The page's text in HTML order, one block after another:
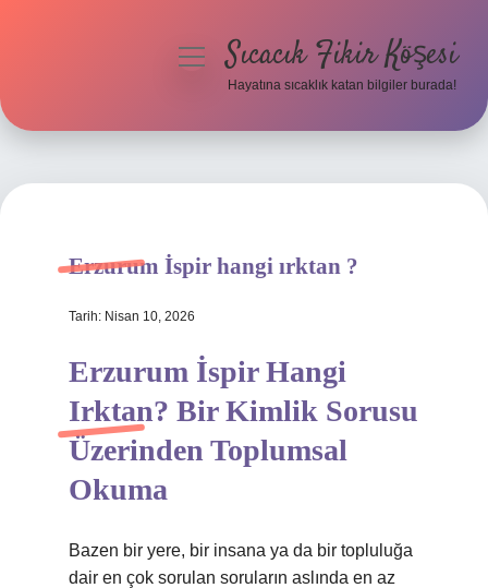
Hakkımızda
menüyüSıcacık Fikir Köşesi
Hayatına sıcaklık katan bilgiler burada!
Erzurum İspir hangi ırktan ?
Tarih: Nisan 10, 2026
Erzurum İspir Hangi
Irktan? Bir Kimlik Sorusu
Üzerinden Toplumsal
Okuma
Bazen bir yere, bir insana ya da bir topluluğa
dair en çok sorulan soruların aslında en az